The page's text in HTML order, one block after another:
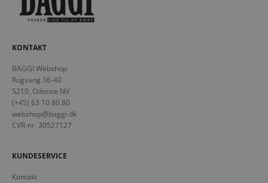
KONTAKT
BAGGI Webshop
Rugvang 36-40
5210, Odense NV
(+45) 63 10 80 80
webshop@baggi.dk
CVR-nr. 30527127
KUNDESERVICE
Kontakt